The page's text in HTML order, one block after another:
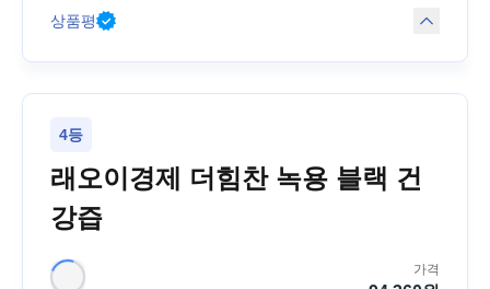
상품평
4등
래오이경제 더힘찬 녹용 블랙 건
강즙
가격